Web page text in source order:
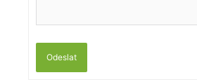
Odeslat